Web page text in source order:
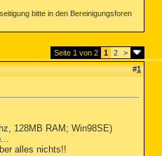
bitte in den Bereinigungsforen
Seite 1 von 2 1 2
>
#1
128MB RAM; Win98SE)
alles nichts!!